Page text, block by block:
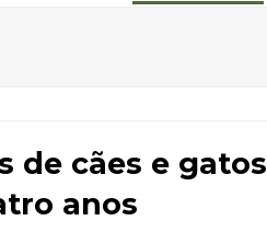
de cães e gatos
anos